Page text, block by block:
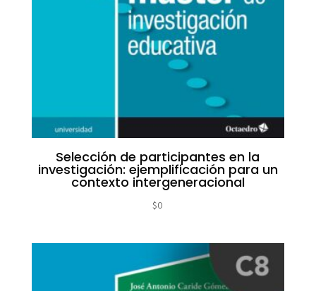
Selección de participantes en la
investigación: ejemplificación para un
contexto intergeneracional
$0